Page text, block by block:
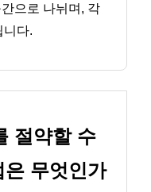
으로 나뉘며, 각
니다.
절약할 수
은 무엇인가